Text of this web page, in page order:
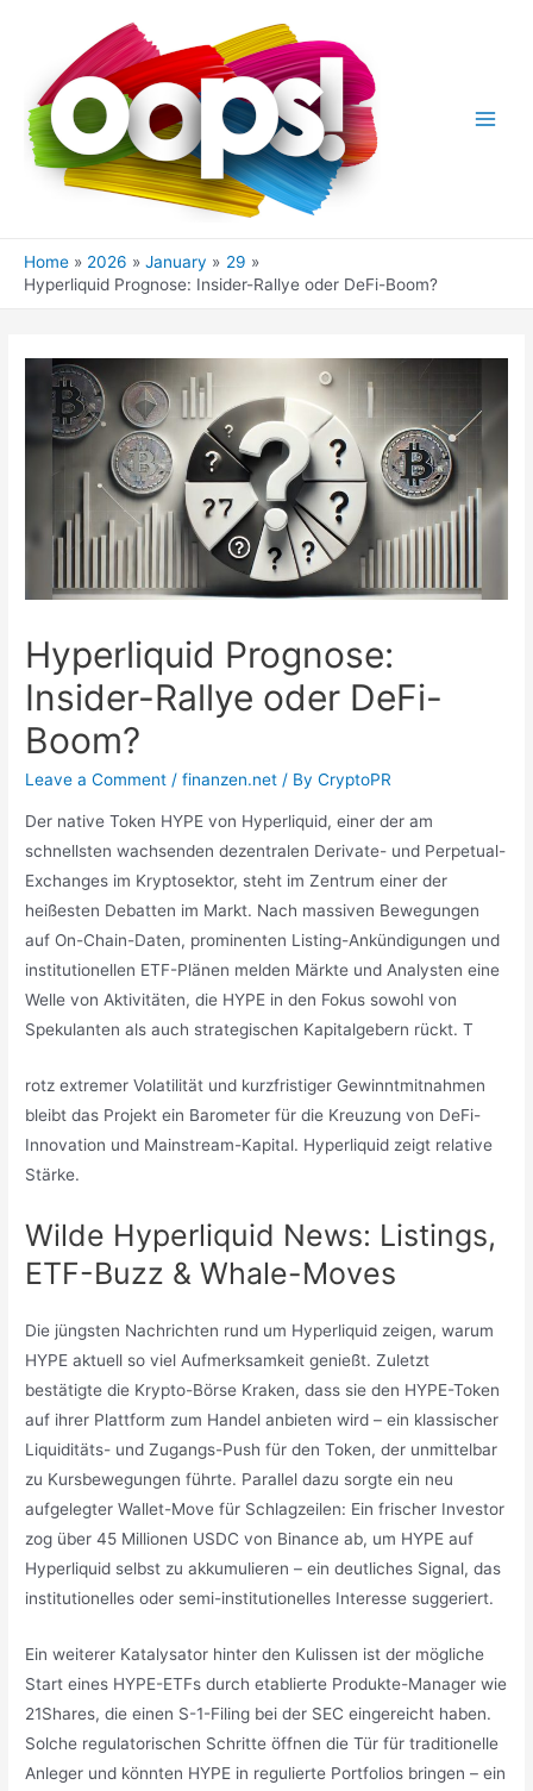
Home 2026 January
29
Hyperliquid Prognose: Insider-Rallye oder DeFi-Boom?
Hyperliquid Prognose:
Insider-Rallye oder DeFi-
Boom?
Leave a Comment /finanzen.net / ByCryptoPR
Der native Token HYPE von Hyperliquid, einer der am
schnellsten wachsenden dezentralen Derivate- und Perpetual-
Exchanges im Kryptosektor, steht im Zentrum einer der
heißesten Debatten im Markt. Nach massiven Bewegungen
auf On-Chain-Daten, prominenten Listing-Ankündigungen und
institutionellen ETF-Plänen melden Märkte und Analysten eine
Welle von Aktivitäten, die HYPE in den Fokus sowohl von
Spekulanten als auch strategischen Kapitalgebern rückt. T
rotz extremer Volatilität und kurzfristiger Gewinntmitnahmen
bleibt das Projekt ein Barometer für die Kreuzung von DeFi-
Innovation und Mainstream-Kapital. Hyperliquid zeigt relative
Stärke.
Wilde Hyperliquid News: Listings,
ETF-Buzz & Whale-Moves
Die jüngsten Nachrichten rund um Hyperliquid zeigen, warum
HYPE aktuell so viel Aufmerksamkeit genießt. Zuletzt
bestätigte die Krypto-Börse Kraken, dass sie den HYPE-Token
auf ihrer Plattform zum Handel anbieten wird – ein klassischer
Liquiditäts- und Zugangs-Push für den Token, der unmittelbar
zu Kursbewegungen führte. Parallel dazu sorgte ein neu
aufgelegter Wallet-Move für Schlagzeilen: Ein frischer Investor
zog über 45 Millionen USDC von Binance ab, um HYPE auf
Hyperliquid selbst zu akkumulieren – ein deutliches Signal, das
institutionelles oder semi-institutionelles Interesse suggeriert.
Ein weiterer Katalysator hinter den Kulissen ist der mögliche
Start eines HYPE-ETFs durch etablierte Produkte-Manager wie
21Shares, die einen S-1-Filing bei der SEC eingereicht haben.
Solche regulatorischen Schritte öffnen die Tür für traditionelle
Anleger und könnten HYPE in regulierte Portfolios bringen – ein